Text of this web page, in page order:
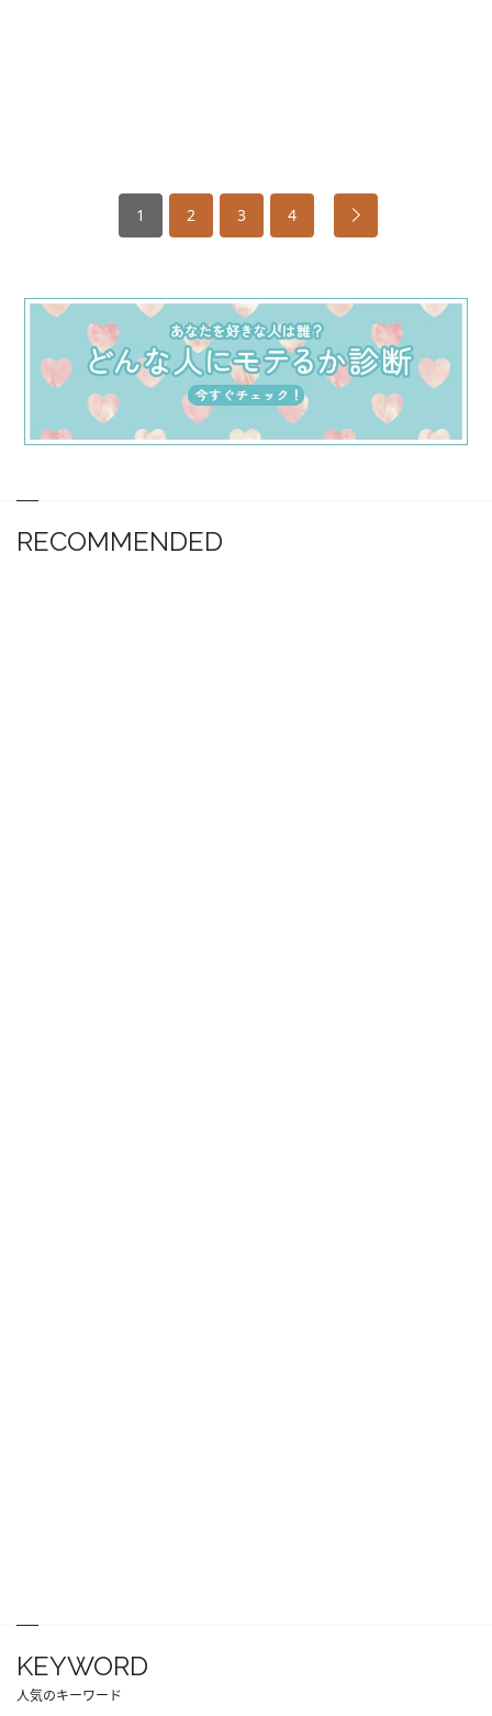
1 2 3 4
RECOMMENDED
KEYWORD
人気のキーワード